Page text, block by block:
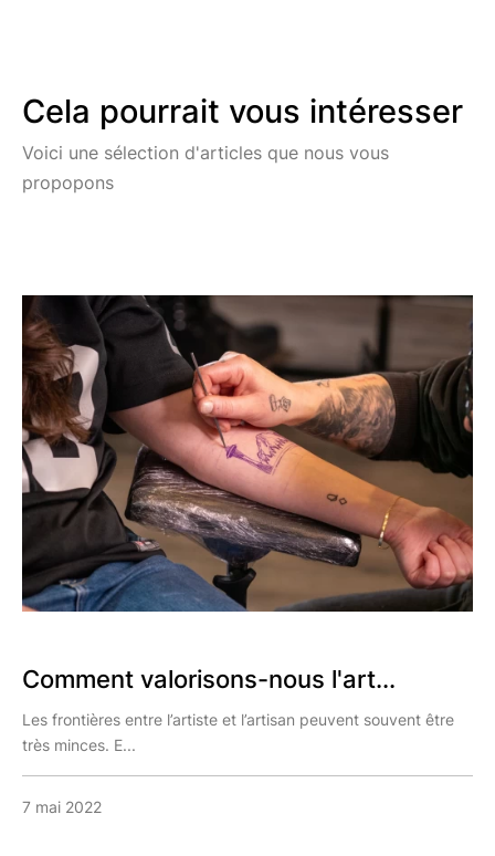
Cela pourrait vous intéresser
Voici une sélection d'articles que nous vous
propopons
Comment valorisons-nous l'art...
Les frontières entre l’artiste et l’artisan peuvent souvent être
très minces. E...
7 mai 2022